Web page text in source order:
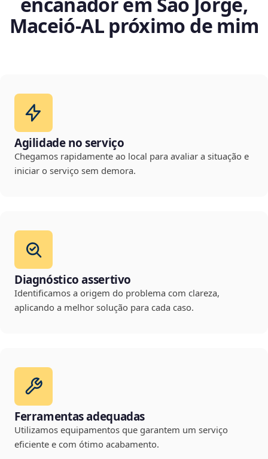
Maceió‑AL próximo de mim
Agilidade no serviço
Chegamos rapidamente ao local para avaliar a situação e
iniciar o serviço sem demora.
Diagnóstico assertivo
Identificamos a origem do problema com clareza,
aplicando a melhor solução para cada caso.
Ferramentas adequadas
Utilizamos equipamentos que garantem um serviço
eficiente e com ótimo acabamento.